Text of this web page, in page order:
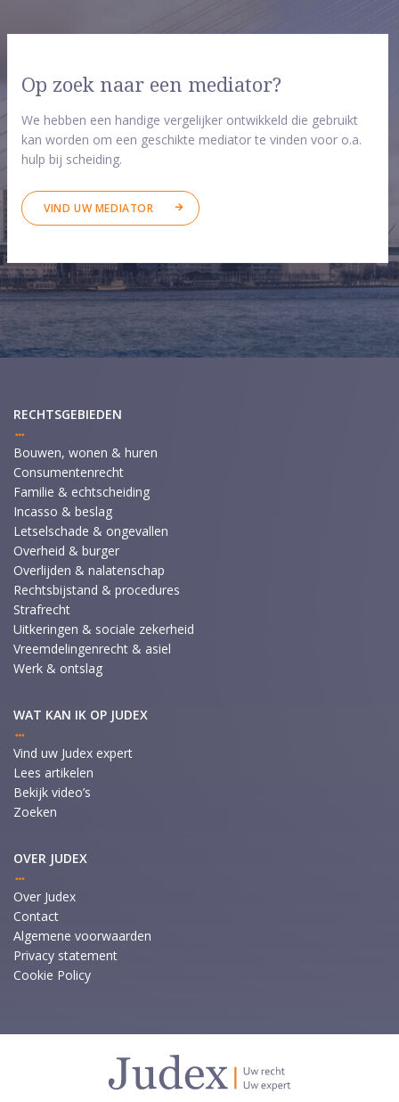
Op zoek naar een mediator?
We hebben een handige vergelijker ontwikkeld die gebruikt
kan worden om een geschikte mediator te vinden voor o.a.
hulp bij scheiding.
VIND UW MEDIATOR
RECHTSGEBIEDEN
Bouwen, wonen & huren
Consumentenrecht
Familie & echtscheiding
Incasso & beslag
Letselschade & ongevallen
Overheid & burger
Overlijden & nalatenschap
Rechtsbijstand & procedures
Strafrecht
Uitkeringen & sociale zekerheid
Vreemdelingenrecht & asiel
Werk & ontslag
WAT KAN IK OP JUDEX
Vind uw Judex expert
Lees artikelen
Bekijk video’s
Zoeken
OVER JUDEX
Over Judex
Contact
Algemene voorwaarden
Privacy statement
Cookie Policy